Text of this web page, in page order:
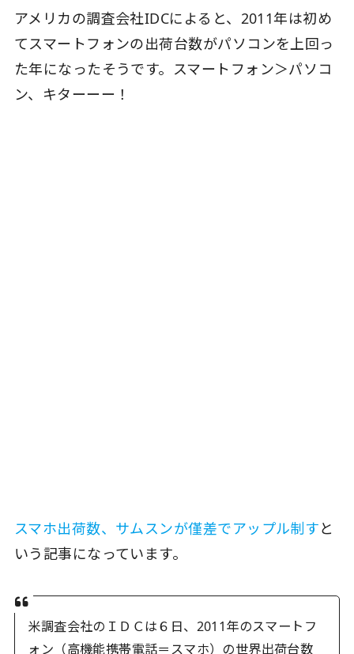
アメリカの調査会社IDCによると、2011年は初め
てスマートフォンの出荷台数がパソコンを上回っ
た年になったそうです。スマートフォン＞パソコ
ン、キターーー！
スマホ出荷数、サムスンが僅差でアップル制すと
いう記事になっています。
米調査会社のＩＤＣは６日、2011年のスマートフ
ォン（高機能携帯電話＝スマホ）の世界出荷台数